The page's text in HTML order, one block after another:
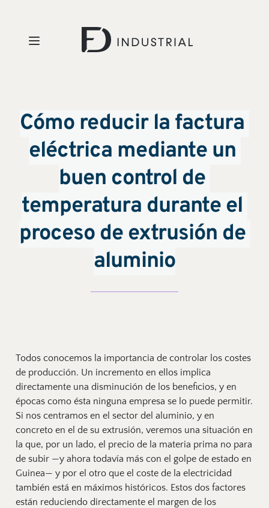
Cómo reducir la factura
eléctrica mediante un
buen control de
temperatura durante el
proceso de extrusión de
aluminio
Todos conocemos la importancia de controlar los costes
de producción. Un incremento en ellos implica
directamente una disminución de los beneficios, y en
épocas como ésta ninguna empresa se lo puede permitir.
Si nos centramos en el sector del aluminio, y en
concreto en el de su extrusión, veremos una situación en
la que, por un lado, el precio de la materia prima no para
de subir —y ahora todavía más con el golpe de estado en
Guinea— y por el otro que el coste de la electricidad
también está en máximos históricos. Estos dos factores
están reduciendo directamente el margen de los